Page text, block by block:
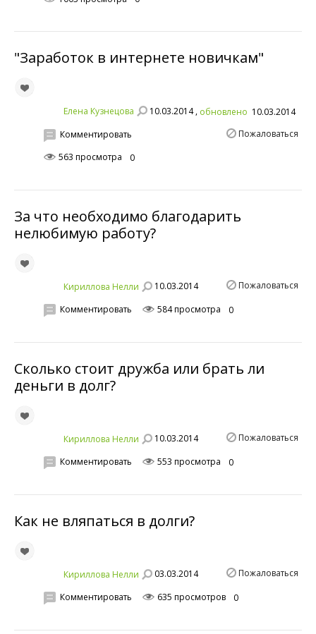
"Заработок в интернете новичкам"
Елена Кузнецова 10.03.2014 , обновлено 10.03.2014
Пожаловаться
Комментировать
563 просмотра
0
За что необходимо благодарить
нелюбимую работу?
Кириллова Нелли 10.03.2014 Пожаловаться
Комментировать 584 просмотра 0
Сколько стоит дружба или брать ли
деньги в долг?
Кириллова Нелли 10.03.2014 Пожаловаться
Комментировать 553 просмотра 0
Как не вляпаться в долги?
Кириллова Нелли 03.03.2014 Пожаловаться
Комментировать 635 просмотров 0